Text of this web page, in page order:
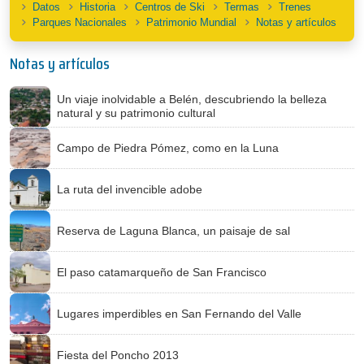
Datos Historia Centros de Ski Termas
Trenes
Parques Nacionales
Patrimonio Mundial Notas y artículos
Notas y artículos
Un viaje inolvidable a Belén, descubriendo la belleza
natural y su patrimonio cultural
Campo de Piedra Pómez, como en la Luna
La ruta del invencible adobe
Reserva de Laguna Blanca, un paisaje de sal
El paso catamarqueño de San Francisco
Lugares imperdibles en San Fernando del Valle
Fiesta del Poncho 2013